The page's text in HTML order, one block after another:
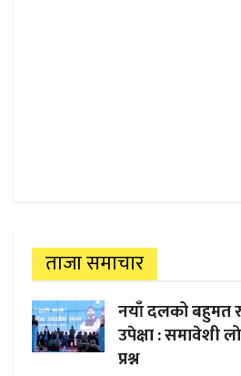
ताजा समाचार
नयाँ दलको बहुमत
उपेक्षा : समावेशी
प्रश्न